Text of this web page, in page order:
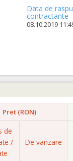
Data de
contractante
08.10.2019
Pret (RON)
de
/
De vanzare